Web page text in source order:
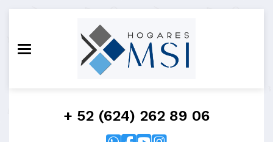
Toggle navigation
+ 52 (624) 262 89 06